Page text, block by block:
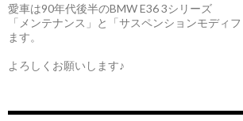
愛車は90年代後半のBMW E36 3シリーズ
「メンテナンス」と「サスペンションモディ
ます。
よろしくお願いします♪